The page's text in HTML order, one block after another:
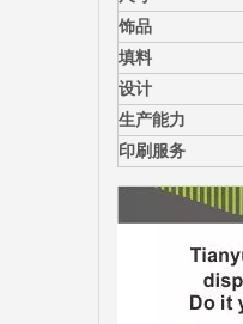
饰品
填料
设计
生产能力
印刷服务